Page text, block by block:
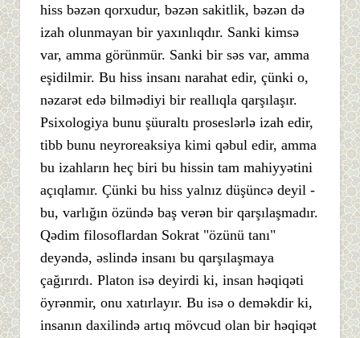
hiss bəzən qorxudur, bəzən sakitlik, bəzən də
izah olunmayan bir yaxınlıqdır. Sanki kimsə
var, amma görünmür. Sanki bir səs var, amma
eşidilmir. Bu hiss insanı narahat edir, çünki o,
nəzarət edə bilmədiyi bir reallıqla qarşılaşır.
Psixologiya bunu şüuraltı proseslərlə izah edir,
tibb bunu neyroreaksiya kimi qəbul edir, amma
bu izahların heç biri bu hissin tam mahiyyətini
açıqlamır. Çünki bu hiss yalnız düşüncə deyil -
bu, varlığın özündə baş verən bir qarşılaşmadır.
Qədim filosoflardan Sokrat "özünü tanı"
deyəndə, əslində insanı bu qarşılaşmaya
çağırırdı. Platon isə deyirdi ki, insan həqiqəti
öyrənmir, onu xatırlayır. Bu isə o deməkdir ki,
insanın daxilində artıq mövcud olan bir həqiqət